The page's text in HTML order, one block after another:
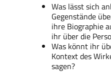
Was lässt sich
Gegenstände
ihre Biographie
ihr über die
Was könnt ihr
Kontext des
sagen?